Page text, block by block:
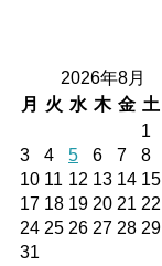
2026年8月
月
火 水 木 金 土
1
3
4 5 6 7 8
10 11 12 13 14 15
17 18 19 20 21 22
24 25 26 27 28 29
31